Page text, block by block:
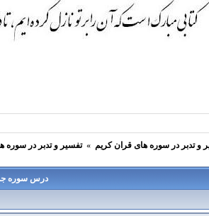
و تدبر در سوره های قران كريم » تفسير و تدبر در سوره
درس سوره